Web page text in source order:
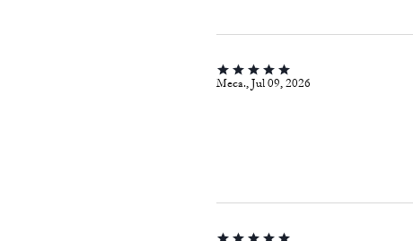
Meca., Jul 09, 2026